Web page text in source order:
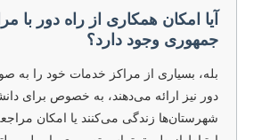
آیا امکان همکاری از راه دور با مراکز
جمهوری وجود دارد؟
بله، بسیاری از مراکز خدمات خود را به صورت
دور نیز ارائه می‌دهند، به خصوص برای
شهرستان‌ها زندگی می‌کنند یا امکان مراجعه